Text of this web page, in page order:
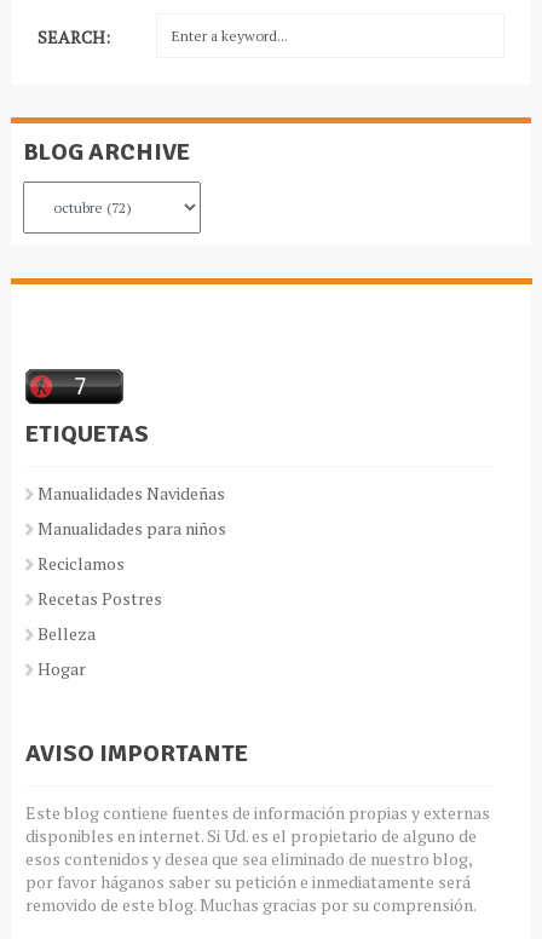
SEARCH:
BLOG ARCHIVE
ETIQUETAS
Manualidades Navideñas
Manualidades para niños
Reciclamos
Recetas Postres
Belleza
Hogar
AVISO IMPORTANTE
Este blog contiene fuentes de información propias y externas
disponibles en internet. Si Ud. es el propietario de alguno de
esos contenidos y desea que sea eliminado de nuestro blog,
por favor háganos saber su petición e inmediatamente será
removido de este blog. Muchas gracias por su comprensión.